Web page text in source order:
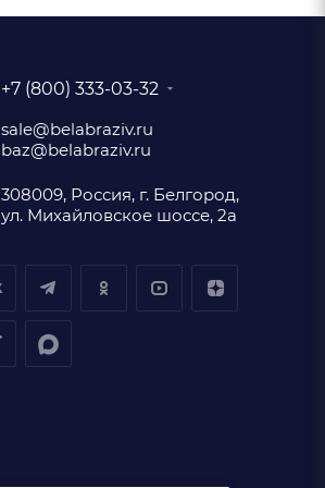
+7 (800) 333-03-32
sale@belabraziv.ru
baz@belabraziv.ru
308009, Россия, г. Белгород,
ул. Михайловское шоссе, 2а